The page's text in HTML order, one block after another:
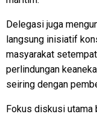
Delegasi juga
langsung inisiatif
masyarakat
perlindungan
seiring dengan
Fokus diskusi utama